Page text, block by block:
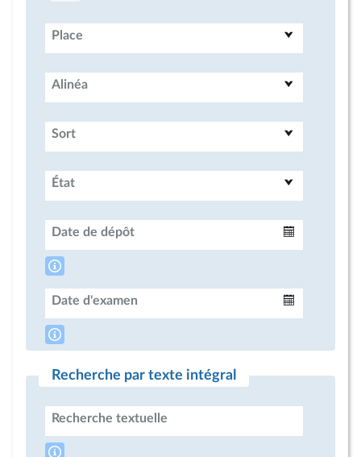
Place
Alinéa
Sort
État
Date de dépôt
Date d'examen
Recherche par texte intégral
Recherche textuelle